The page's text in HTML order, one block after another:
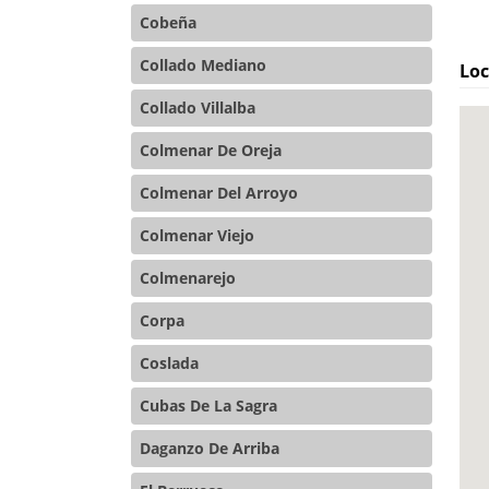
Cobeña
Collado Mediano
Collado Villalba
Colmenar De Oreja
Colmenar Del Arroyo
Colmenar Viejo
Colmenarejo
Corpa
Coslada
Cubas De La Sagra
Daganzo De Arriba